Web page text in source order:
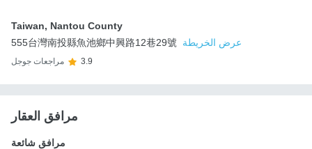
Taiwan, Nantou County
555台灣南投縣魚池鄉中興路12巷29號
عرض الخريطة
مراجعات جوجل 3.9
مرافق العقار
مرافق شائعة